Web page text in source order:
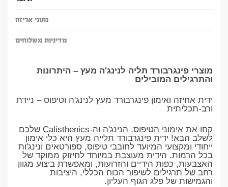
נתוני אריזה
מדיניות משלוחים
מוצרי פינגרבורד תליה לנינג'ה מעץ – היתרונות
והתרגילים המובילים
​ידית אחיזה ואימון פינגרבורד מעץ לנינג'ה וטיפוס – ניידת
ורב-תכליתית
​קחו את אימוני הטיפוס, הנינג'ה וה-Calisthenics שלכם
לשלב הבא! ידית פינגרבורד תלייה מעץ היא כלי אימון
ייחודי ומקצועי המיועד לחובבי טיפוס, ספורטאים ונינג'ות
בכל הרמות. הידית מעוצבת במיוחד לחיזוק ממוקד של
האצבעות, כפות הידיים והזרועות, ומאפשרת ביצוע מגוון
רחב של תרגילים לשיפור הכוח הכללי, היציבות
והגמישות של פלג הגוף העליון.